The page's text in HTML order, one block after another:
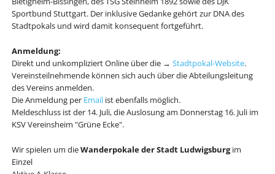
Sportbund Stuttgart. Der inklusive Gedanke gehört zur DNA des
Stadtpokals und wird damit konsequent fortgeführt.
Anmeldung:
Direkt und unkompliziert Online über die → Stadtpokal-Website.
Vereinsteilnehmende können sich auch über die Abteilungsleitung
des Vereins anmelden.
Die Anmeldung per Emailist ebenfalls möglich.
Meldeschluss ist der 14. Juli, die Auslosung am Donnerstag 16. Juli im
KSV Vereinsheim "Grüne Ecke".
Wir spielen um dieWanderpokale der Stadt Ludwigsburgim
Einzel